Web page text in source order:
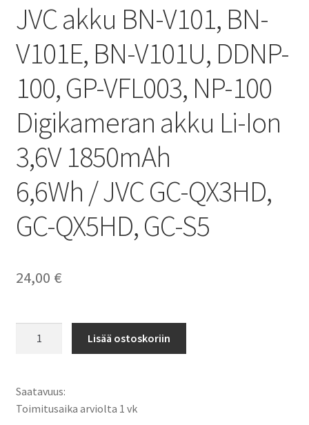
JVC akku BN-V101, BN-
V101E, BN-V101U, DDNP-
100, GP-VFL003, NP-100
Digikameran akku Li-Ion
3,6V 1850mAh
6,6Wh / JVC GC-QX3HD,
GC-QX5HD, GC-S5
24,00 €
V101E,
BN-
Lisää ostoskoriin
Saatavuus:
Toimitusaika arviolta 1 vk